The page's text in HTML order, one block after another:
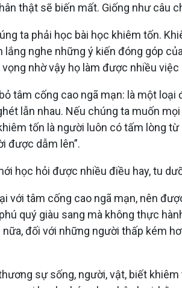
thật sẽ biến mất. Giống như câu
ta phải học bài học khiêm tốn.
lắng nghe những ý kiến đóng góp
nhờ vậy họ làm được nhiều
tâm cống cao ngã mạn: là một
lẫn nhau. Nếu chúng ta muốn
tốn là người luôn có tấm lòng
được dẫm lên”.
học hỏi được nhiều điều hay, tu
với tâm cống cao ngã mạn, nên
quý giàu sang mà không thực
đối với những người thấp kém
sự sống, người, vật, biết